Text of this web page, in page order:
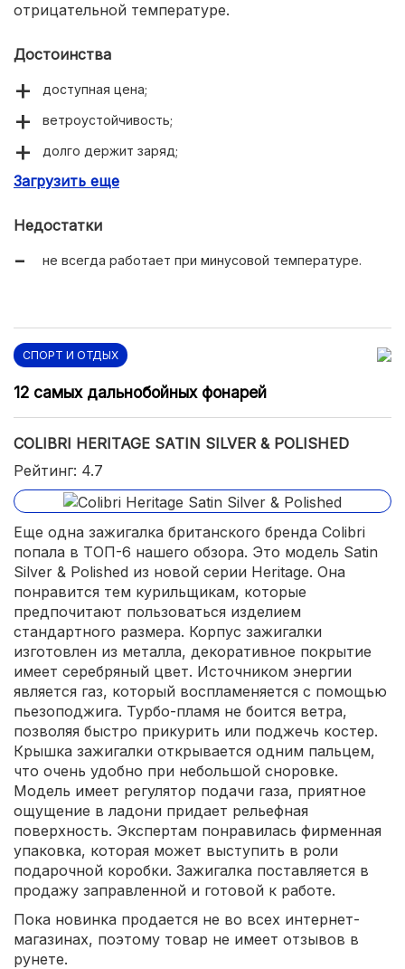
отрицательной температуре.
Достоинства
доступная цена;
ветроустойчивость;
долго держит заряд;
индикация заряда.
Загрузить еще
Недостатки
не всегда работает при минусовой температуре.
СПОРТ И ОТДЫХ
12 самых дальнобойных фонарей
COLIBRI HERITAGE SATIN SILVER & POLISHED
Рейтинг: 4.7
Еще одна зажигалка британского бренда Colibri
попала в ТОП-6 нашего обзора. Это модель Satin
Silver & Polished из новой серии Heritage. Она
понравится тем курильщикам, которые
предпочитают пользоваться изделием
стандартного размера. Корпус зажигалки
изготовлен из металла, декоративное покрытие
имеет серебряный цвет. Источником энергии
является газ, который воспламеняется с помощью
пьезоподжига. Турбо-пламя не боится ветра,
позволяя быстро прикурить или поджечь костер.
Крышка зажигалки открывается одним пальцем,
что очень удобно при небольшой сноровке.
Модель имеет регулятор подачи газа, приятное
ощущение в ладони придает рельефная
поверхность. Экспертам понравилась фирменная
упаковка, которая может выступить в роли
подарочной коробки. Зажигалка поставляется в
продажу заправленной и готовой к работе.
Пока новинка продается не во всех интернет-
магазинах, поэтому товар не имеет отзывов в
рунете.